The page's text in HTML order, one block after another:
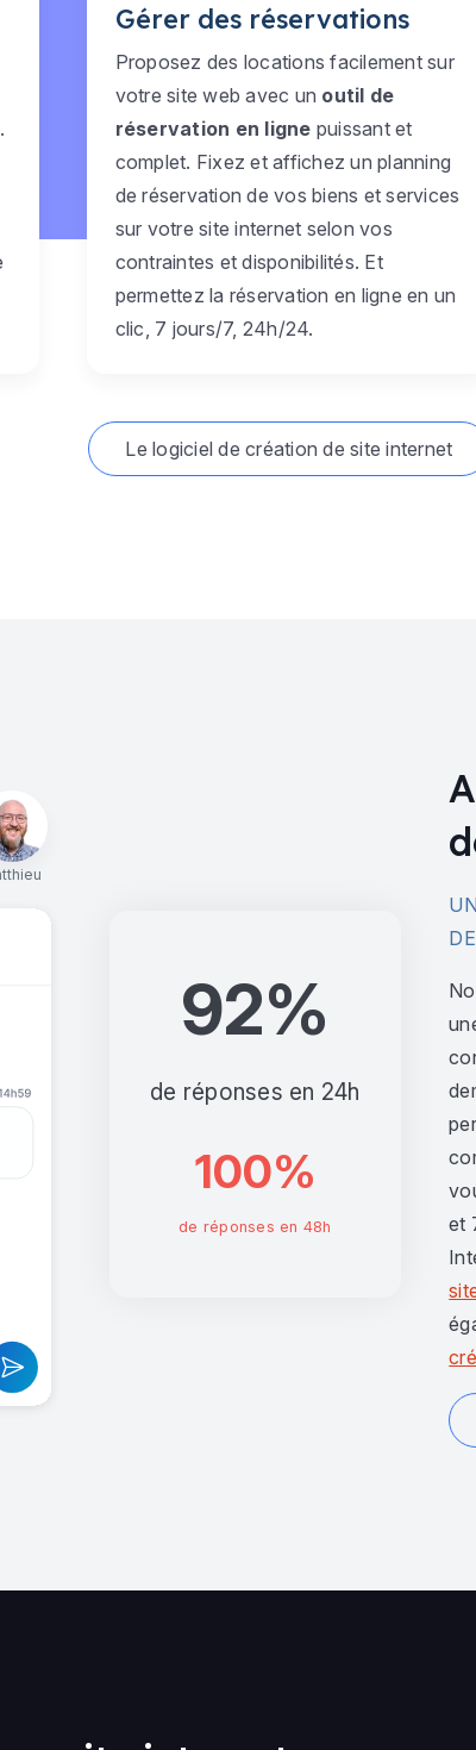
.
Gérer des réservations
Proposez des locations facilement sur
votre site web avec un outil de
réservation en ligne puissant et
complet. Fixez et affichez un planning
de réservation de vos biens et services
sur votre site internet selon vos
contraintes et disponibilités. Et
permettez la réservation en ligne en un
clic, 7 jours/7, 24h/24.
Le logiciel de création de site internet
92%
de réponses en 24h
100%
de réponses en 48h
et